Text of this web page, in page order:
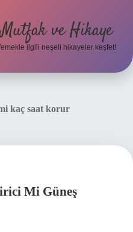
Mutfak ve Hikaye
ilgili neşeli hikayeler keşfet!
kaç saat korur
Mi Güneş